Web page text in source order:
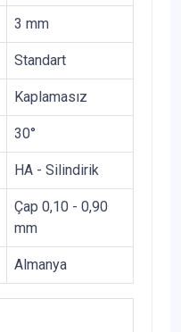
3 mm
Standart
Kaplamasız
30°
HA - Silindirik
Çap 0,10 - 0,90
mm
Almanya